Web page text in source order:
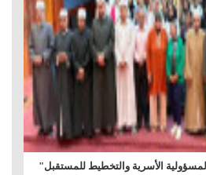
الأسرية والتخطيط للمستقبل"